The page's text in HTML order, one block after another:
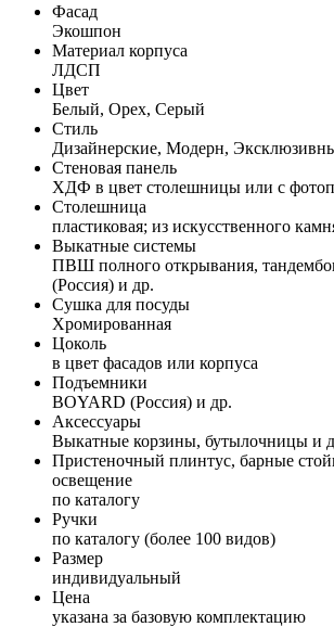
Фасад
Экошпон
Материал корпуса
ЛДСП
Цвет
Белый, Орех, Серый
Стиль
Дизайнерские, Модерн,
Стеновая панель
ХДФ в цвет столешницы или с
Столешница
пластиковая; из искусственного
Выкатные системы
ПВШ полного открывания,
(Россия) и др.
Сушка для посуды
Хромированная
Цоколь
в цвет фасадов или корпуса
Подъемники
BOYARD (Россия) и др.
Аксессуары
Выкатные корзины, бутылочницы и
Пристеночный плинтус, барные
освещение
по каталогу
Ручки
по каталогу (более 100 видов)
Размер
индивидуальный
Цена
указана за базовую комплектацию